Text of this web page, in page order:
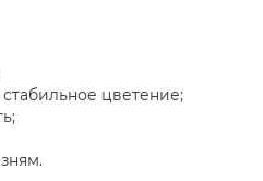
цветение;